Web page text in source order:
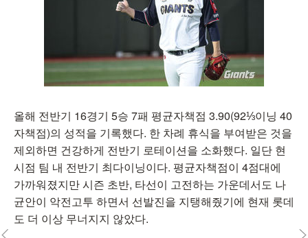
올해 전반기 16경기 5승 7패 평균자책점 3.90(92⅓이닝 40
자책점)의 성적을 기록했다. 한 차례 휴식을 부여받은 것을
제외하면 건강하게 전반기 로테이션을 소화했다. 일단 현
시점 팀 내 전반기 최다이닝이다. 평균자책점이 4점대에
가까워졌지만 시즌 초반, 타선이 고전하는 가운데서도 나
균안이 악전고투 하면서 선발진을 지탱해줬기에 현재 롯데
도 더 이상 무너지지 않았다.